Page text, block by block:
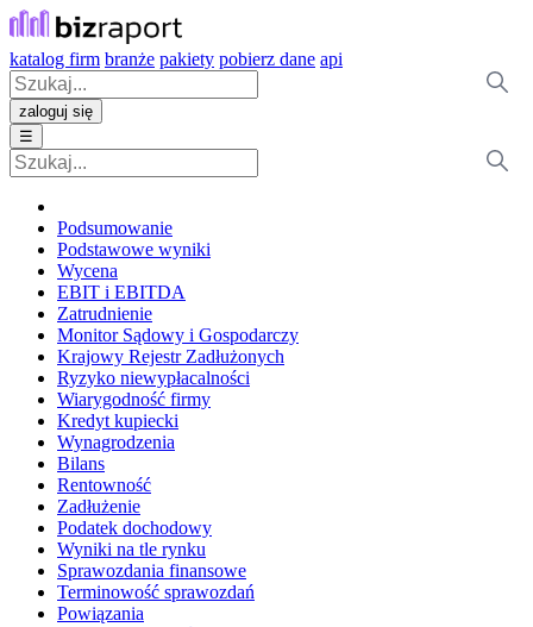
katalog firm branże pakiety pobierz dane api
zaloguj się
☰
Podsumowanie
Podstawowe wyniki
Wycena
EBIT i EBITDA
Zatrudnienie
Monitor Sądowy i Gospodarczy
Krajowy Rejestr Zadłużonych
Ryzyko niewypłacalności
Wiarygodność firmy
Kredyt kupiecki
Wynagrodzenia
Bilans
Rentowność
Zadłużenie
Podatek dochodowy
Wyniki na tle rynku
Sprawozdania finansowe
Terminowość sprawozdań
Powiązania